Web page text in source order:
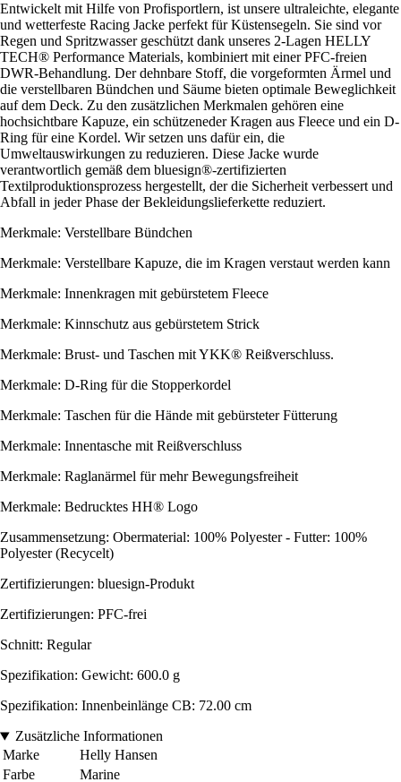
Entwickelt mit Hilfe von Profisportlern, ist unsere ultraleichte, elegante
und wetterfeste Racing Jacke perfekt für Küstensegeln. Sie sind vor
Regen und Spritzwasser geschützt dank unseres 2-Lagen HELLY
TECH® Performance Materials, kombiniert mit einer PFC-freien
DWR-Behandlung. Der dehnbare Stoff, die vorgeformten Ärmel und
die verstellbaren Bündchen und Säume bieten optimale Beweglichkeit
auf dem Deck. Zu den zusätzlichen Merkmalen gehören eine
hochsichtbare Kapuze, ein schützeneder Kragen aus Fleece und ein D-
Ring für eine Kordel. Wir setzen uns dafür ein, die
Umweltauswirkungen zu reduzieren. Diese Jacke wurde
verantwortlich gemäß dem bluesign®-zertifizierten
Textilproduktionsprozess hergestellt, der die Sicherheit verbessert und
Abfall in jeder Phase der Bekleidungslieferkette reduziert.
Merkmale: Verstellbare Bündchen
Merkmale: Verstellbare Kapuze, die im Kragen verstaut werden kann
Merkmale: Innenkragen mit gebürstetem Fleece
Merkmale: Kinnschutz aus gebürstetem Strick
Merkmale: Brust- und Taschen mit YKK® Reißverschluss.
Merkmale: D-Ring für die Stopperkordel
Merkmale: Taschen für die Hände mit gebürsteter Fütterung
Merkmale: Innentasche mit Reißverschluss
Merkmale: Raglanärmel für mehr Bewegungsfreiheit
Merkmale: Bedrucktes HH® Logo
Zusammensetzung: Obermaterial: 100% Polyester - Futter: 100%
Polyester (Recycelt)
Zertifizierungen: bluesign-Produkt
Zertifizierungen: PFC-frei
Schnitt: Regular
Spezifikation: Gewicht: 600.0 g
Spezifikation: Innenbeinlänge CB: 72.00 cm
Zusätzliche Informationen
Marke
Helly Hansen
Farbe
Marine